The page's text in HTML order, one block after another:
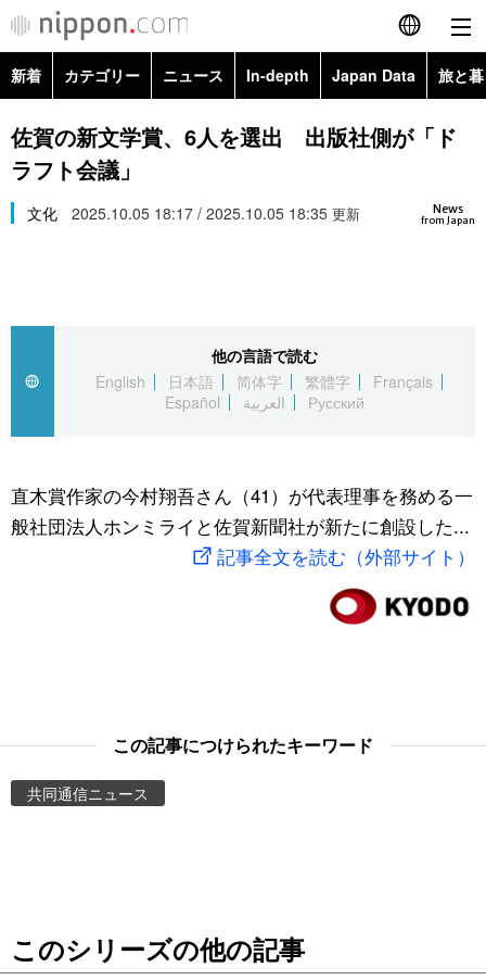
English
简体字
Русский
カテゴリー
経済・ビジネス
国際
文化
トップ
アーカイブ
In-depth
Japan Data
動画/Live
お知らせ
新着 カテゴリー ニュース In-depth Japan Data 旅と
政治・外交
経済・ビジネス
スポーツ・東京2020
Topics
佐賀の新文学賞、6人を選出 出版社側が「ド
ラフト会議」
News
from Japan
文化 2025.10.05 18:17 / 2025.10.05 18:35 更新
他の言語で読む
English
日本語 简体字 繁體字
Français
Español
العربية Русский
直木賞作家の今村翔吾さん（41）が代表理事を務める一
般社団法人ホンミライと佐賀新聞社が新たに創設した...
記事全文を読む（外部サイト）
この記事につけられたキーワード
共同通信ニュース
このシリーズの他の記事